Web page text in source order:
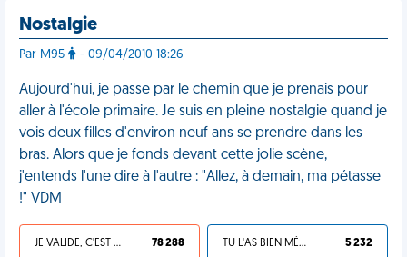
Nostalgie
Par M95 - 09/04/2010 18:26
Aujourd'hui, je passe par le chemin que je prenais pour
aller à l'école primaire. Je suis en pleine nostalgie quand je
vois deux filles d'environ neuf ans se prendre dans les
bras. Alors que je fonds devant cette jolie scène,
j'entends l'une dire à l'autre : "Allez, à demain, ma pétasse
!" VDM
JE VALIDE, C'EST UNE VDM 78 288 TU L'AS BIEN MÉRITÉ 5 232